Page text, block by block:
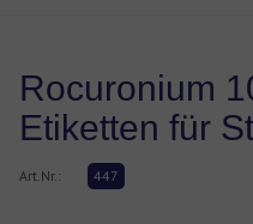
Rocuronium
Etiketten für
Art.Nr.: 447